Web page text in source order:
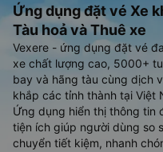
Ứng dụng đặt vé Xe
Tàu hoả và Thuê xe
Vexere - ứng dụng đặt vé
xe chất lượng cao, 5000+
bay và hãng tàu cùng dịch
khắp các tỉnh thành tại Việt
Ứng dụng hiển thị thông tin
tiện ích giúp người dùng so
chuyển tiết kiệm, nhanh